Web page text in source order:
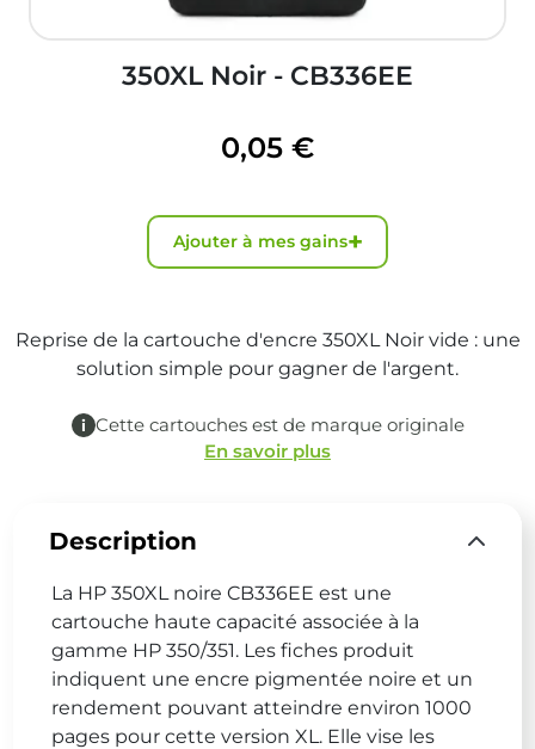
350XL Noir - CB336EE
0,05 €
Ajouter à mes gains+
Reprise de la cartouche d'encre 350XL Noir vide : une
solution simple pour gagner de l'argent.
Cette cartouches est de marque originale
En savoir plus
Description
La HP 350XL noire CB336EE est une
cartouche haute capacité associée à la
gamme HP 350/351. Les fiches produit
indiquent une encre pigmentée noire et un
rendement pouvant atteindre environ 1000
pages pour cette version XL. Elle vise les